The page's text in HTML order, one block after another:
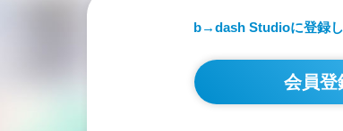
b→dash Studioに登録し
会員登